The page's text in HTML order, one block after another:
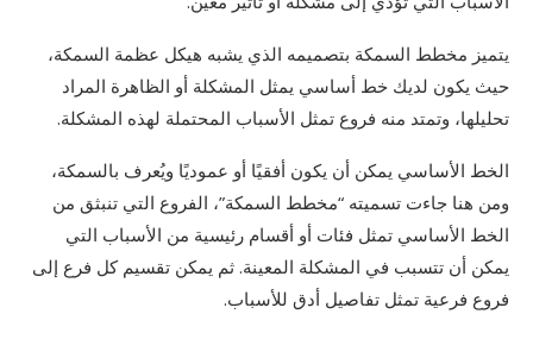
يتميز مخطط السمكة بتصميمه الذي يشبه هيكل عظمة السمكة،
حيث يكون لديك خط أساسي يمثل المشكلة أو الظاهرة المراد
تحليلها، وتمتد منه فروع تمثل الأسباب المحتملة لهذه المشكلة.
الخط الأساسي يمكن أن يكون أفقيًا أو عموديًا ويُعرف بالسمكة،
ومن هنا جاءت تسميته “مخطط السمكة”، الفروع التي تنبثق من
الخط الأساسي تمثل فئات أو أقسام رئيسية من الأسباب التي
يمكن أن تتسبب في المشكلة المعينة. ثم يمكن تقسيم كل فرع إلى
فروع فرعية تمثل تفاصيل أدق للأسباب.